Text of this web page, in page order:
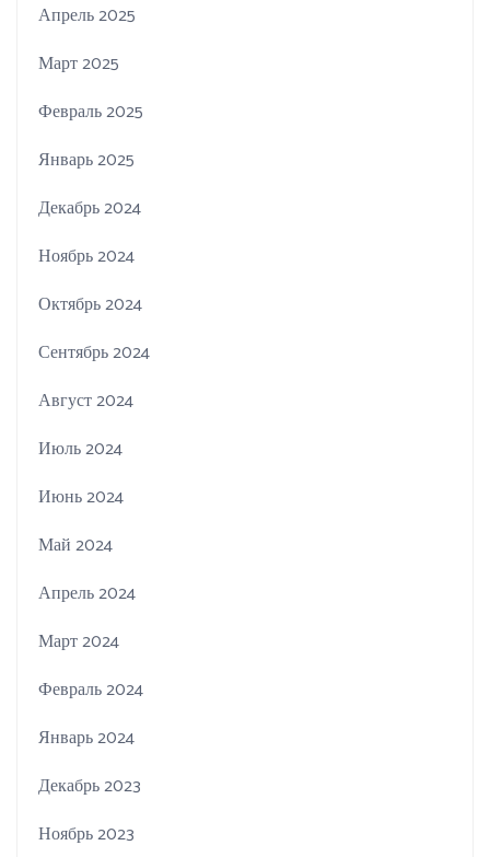
Апрель 2025
Март 2025
Февраль 2025
Январь 2025
Декабрь 2024
Ноябрь 2024
Октябрь 2024
Сентябрь 2024
Август 2024
Июль 2024
Июнь 2024
Май 2024
Апрель 2024
Март 2024
Февраль 2024
Январь 2024
Декабрь 2023
Ноябрь 2023